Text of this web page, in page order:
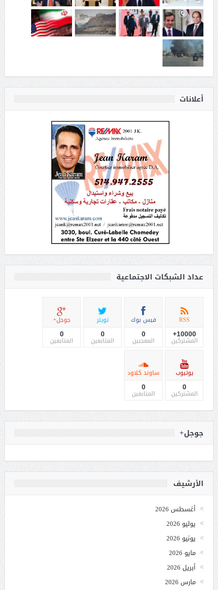
أعلانات
عداد الشبكات الاجتماعية
RSS
10000+
المشتركين
فيس بوك
0
المعجبين
تويتر
0
المتابعين
جوجل+
0
المتابعين
يوتيوب
0
المشتركين
ساوند كلاود
0
المتابعين
جوجل+
الأرشيف
أغسطس 2026
يوليو 2026
يونيو 2026
مايو 2026
أبريل 2026
مارس 2026